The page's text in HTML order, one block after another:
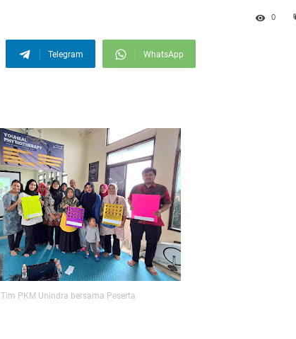
0
Telegram WhatsApp
Tim PKM Unindra bersama Peserta